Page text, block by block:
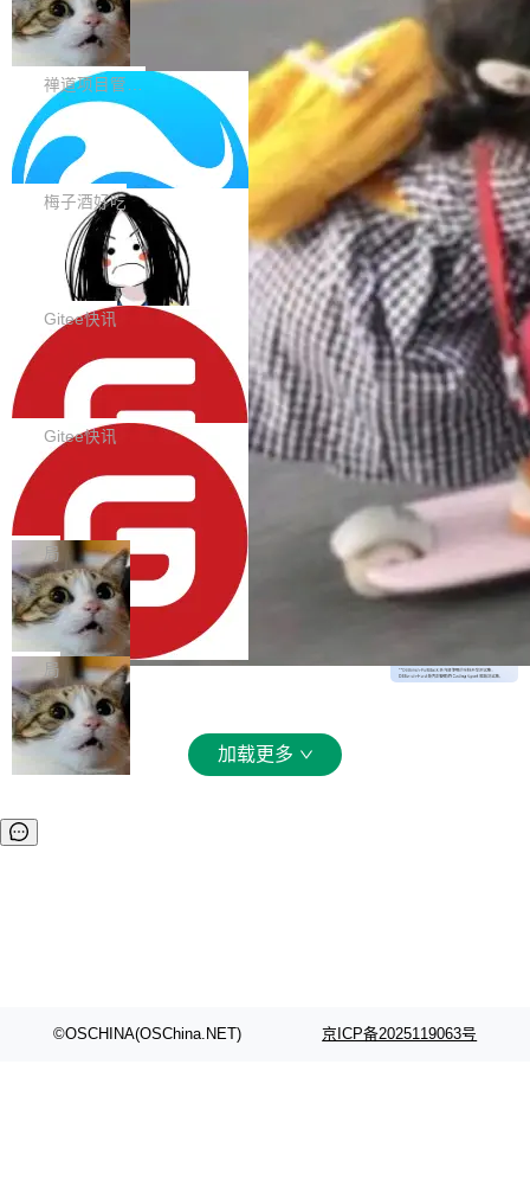
在触摸设备上显示为小圆点的问题。#58812 Ty
pography 优化 Typography 省略提示在大列表
中的渲染性能。#58806 修复 Typography...
nce Index vs Cost per Task 的散点图上，13
个模型排成一列，V4 Flash 贴着底部：$0.03
一次任务。 V4 Flash 的 Intelligence Index 得
分 50，在 101 个模型中排第 3。排在它前面
的：Claude Opus 5（61 分）、Claude Fable
5（60 分）、GPT-5.6 Sol（59 分）、Kimi K3
（57 分）、Grok 4...
禅道开源版 22.4 发布，内置 DevOps4.
0 正式版，提供从代码提交到交付的全
生命周期的管理能力
大家好， 禅道开源版22.4发布啦！本次发布我们
带来了DevOps4.0系列的首个正式版本。 DevO
ps4.0内置与禅道DevOps专业版同源的代码管理
核心，依托于全自研的GitFox代码托管引擎，我
们提供了从代码提交到交付的全生命周期的管理
能力。同时，我们 对禅道DevOps现有底层代码
进行了革命性的重构，为后续AI辅助编程、智能
代码评审及自动化运维的全面落地夯实了“一体
化”的基座。 新版本将为用户带来更好的使用体
验和更高的工作效率，感谢大家一直以来的支持
和反馈，我们将继续努力提供更优秀的产品和服
务！ 新增功能点 DevOps： 采用自研代码托管
平台，支持一站式安装，提供从代码提交到交付
的...
Solon 的 10 种 HTTP 服务器：改一行
依赖，换一个引擎
用 Solon 做线上项目有一阵子了，有个点总让新
接触的人觉得意外：服务器引擎是让你选的。 S
olon 内核约 0.3MB，不内置固定的 HTTP 服务
器。HTTP 引擎是一个独立插件。你选一个，或
者选两个，不同环境之间切换，一行应用代码都
不用改。 下面快速过一下 10 种 HTTP 服务器
选项，各自适合什么场景，以及怎么切换。 一行
依赖替换 在 Solon 里换 HTTP 服务器就是改 po
m.xml 里一个依赖，别的什么都不用动。 <depe
factId>solon-web</artifac...
梅子酒好吃
BootstrapBlazor v10.9.0 已经发布，B
ootstrap 样式的 Blazor UI 组件库
BootstrapBlazor v10.9.0 已经发布，Bootstrap
样式的 Blazor UI 组件库 此版本更新内容包括：
Release 2026-07-31 V10.9.0 Fixes fix(MultiFi
lter): 增加暗黑主题支持 by @ArgoZhang in htt
ps://github.com/dotnetcore/BootstrapBlazor/p
ull/8239 fix(Camera): 增加 exact 显式设置设备
id by @kkxkx in https://github.com/dotnetcor
e/BootstrapBlazor/pull/825...
Gitee快讯
SolonCode v2026.8.2 已经发布，终端
智能体
SolonCode v2026.8.2 已经发布，终端智能体
此版本更新内容包括： 优化 soloncode run 模
式（参考 run-headless-mode.md） 添加 solon
code web 国际化多语言支持 添加 soloncode w
eb 消息列表消息导航支持 修复 soloncode web
文件详情初次显示时语法高亮失效的问题 修复 s
oloncode web 审查详情文件名中文乱码的问题
细节优化 详情查看：https://gitee.com/opensol
on/soloncode/releases/v2026.8.2
Gitee快讯
OpenAI 宣布 GPT-5.6 Luna 价格下降
80%
OpenAI 宣布 GPT-5.6 Luna 价格下降 80%。输
入从每百万 token 1 美元砍到 0.2 美元，输出从
6 美元砍到 1.2 美元。GPT-5.6 Terra 降 20%。
旗舰 Sol 没降，但加了一个 Fast 模式——2.5
倍速度，2 倍价格，智商不变。 降价的理由不是
市场竞争，不是清库存，是 Sol 自己把自己优化
了。 这事分两步。第一步，OpenAI 把 GPT-5.6
Sol 部署上线。第二步，让 Sol 通过 Codex 自
己去优化自己的推理基础设施。Sol 学了 Triton
和 Gluon 两种 GPU 编程语言，重写了生产环境
局
DeepSeek-V4-Flash 官方 API 现已正
式上线公测
DeepSeek V4 Flash 正式版今天上线了。模型
结构和参数规模没变，还是 MoE 284B、激活 1
3B、100 万 token 上下文——只重新做了后训
练。但改完之后，Agent 能力直接把自家 4 月发
的 Pro Preview 给干了。 九项 Agent 基准测试
全部反超。Terminal Bench 2.1 从 61.8 涨到 8
ullStack 从 37.0 涨到 68.7。不说别的，一个 Fl
局
加载更多
©OSCHINA(OSChina.NET) 京ICP备2025119063号